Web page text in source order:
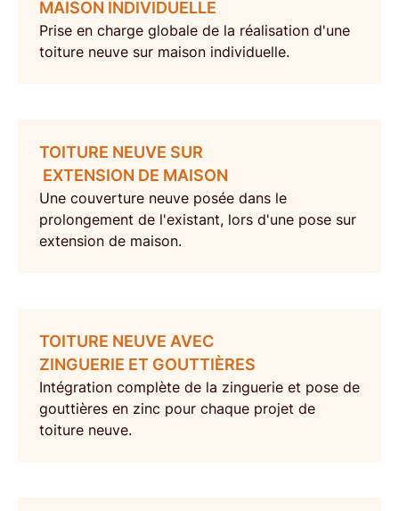
MAISON INDIVIDUELLE
Prise en charge globale de la réalisation d'une
toiture neuve sur maison individuelle.
TOITURE NEUVE SUR
EXTENSION DE MAISON
Une couverture neuve posée dans le
prolongement de l'existant, lors d'une pose sur
extension de maison.
TOITURE NEUVE AVEC
ZINGUERIE ET GOUTTIÈRES
Intégration complète de la zinguerie et pose de
gouttières en zinc pour chaque projet de
toiture neuve.